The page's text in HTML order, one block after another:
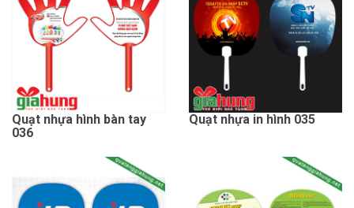
Quạt nhựa hình bàn tay
036
Quạt nhựa in hình 035